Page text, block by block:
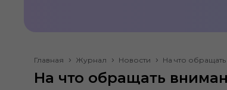
Главная Журнал Новости На что
На что обращать